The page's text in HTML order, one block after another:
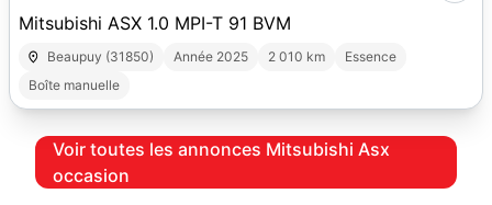
Mitsubishi ASX 1.0 MPI-T 91 BVM
Beaupuy (31850) Année 2025 2 010 km
Essence
Boîte manuelle
Voir toutes les annonces Mitsubishi Asx
occasion